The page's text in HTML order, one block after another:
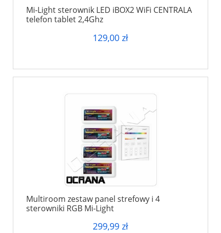
Mi-Light sterownik LED iBOX2 WiFi CENTRALA
telefon tablet 2,4Ghz
129,00 zł
Multiroom zestaw panel strefowy i 4
sterowniki RGB Mi-Light
299,99 zł